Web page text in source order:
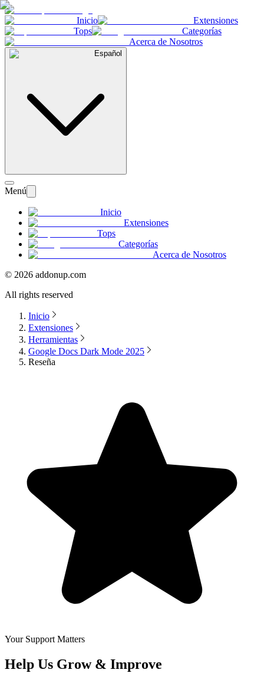
Inicio
Extensiones
Tops
Categorías
Acerca de Nosotros
Español
Menú
Inicio
Extensiones
Tops
Categorías
Acerca de Nosotros
© 2026 addonup.com
All rights reserved
Inicio
Extensiones
Herramientas
Google Docs Dark Mode 2025
Reseña
Your Support Matters
Help Us Grow & Improve